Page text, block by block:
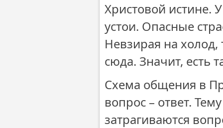
Христовой
устои. Опасные
Невзирая на
сюда. Значит, есть
Схема общения в
вопрос – ответ.
затрагиваются